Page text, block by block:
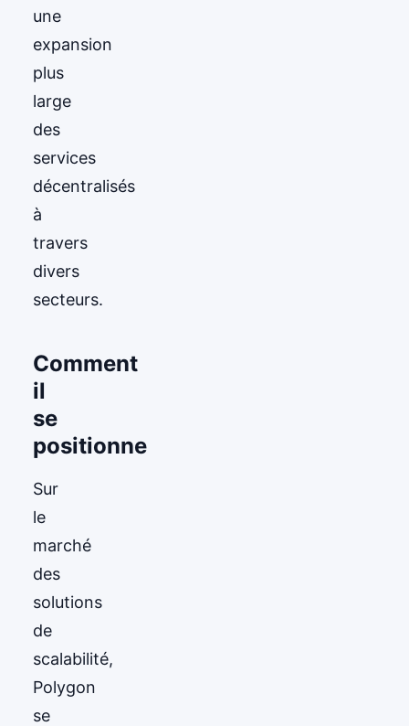
une
expansion
plus
large
des
services
décentralisés
à
travers
divers
secteurs.
Comment
il
se
positionne
Sur
le
marché
des
solutions
de
scalabilité,
Polygon
se